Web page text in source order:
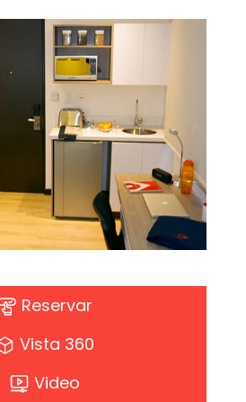
Reservar
Vista 360
Video